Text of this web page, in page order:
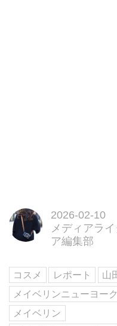
2026-02-10
メディアラ
ア編集部
コスメ レポート
山
メイベリンニューヨーク
メイベリン